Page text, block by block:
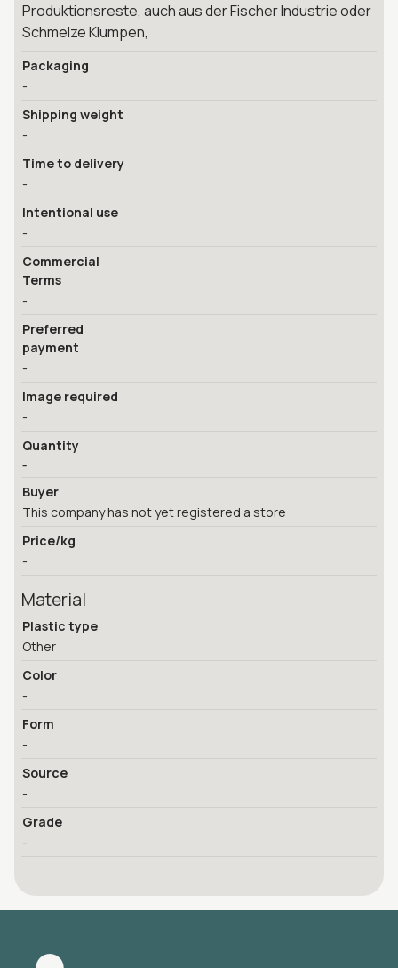
Produktionsreste, auch aus der Fischer Industrie oder
Schmelze Klumpen,
Packaging
-
Shipping weight
-
Time to delivery
-
Intentional use
-
Commercial
Terms
-
Preferred
payment
-
Image required
-
Quantity
-
Buyer
This company has not yet registered a store
Price/kg
-
Material
Plastic type
Other
Color
-
Form
-
Source
-
Grade
-